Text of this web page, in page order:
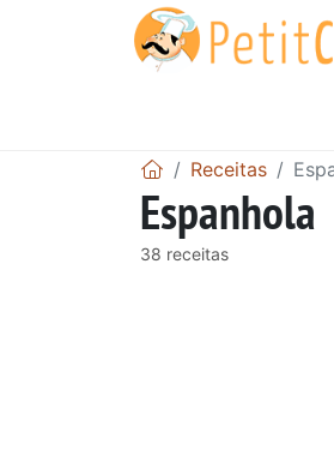
Receitas
Espanhola
38 receitas